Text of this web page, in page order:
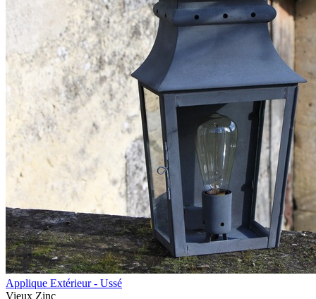
Applique Extérieur - Ussé
Vieux Zinc